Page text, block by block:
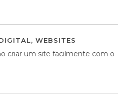
, WEBSITES
criar um site facilmente com o